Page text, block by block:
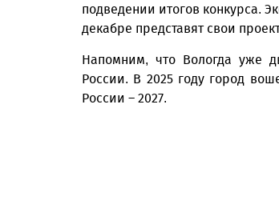
подведении итогов конкурса.
декабре представят свои
Напомним, что Вологда уже
России. В 2025 году город
России – 2027.